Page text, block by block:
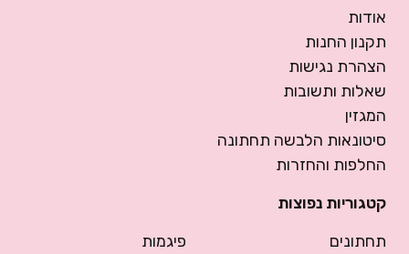
אודות
תקנון החנות
הצהרת נגישות
שאלות ותשובות
המגזין
סיטונאות הלבשה תחתונה
החלפות והחזרות
קטגוריות נפוצות
תחתונים
פיגמות